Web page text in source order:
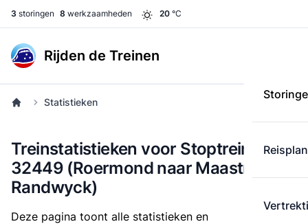
3 storingen 8 werkzaamheden 20 °C
Rijden de Treinen
Statistieken
Treinstatistieken voor Stoptrein
32449 (Roermond naar Maastricht
Randwyck)
Deze pagina toont alle statistieken en